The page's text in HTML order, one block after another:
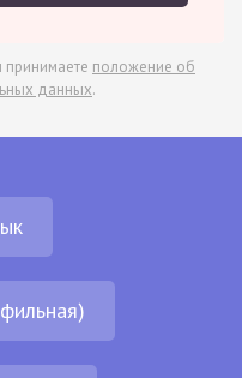
принимаете положение об
данных.